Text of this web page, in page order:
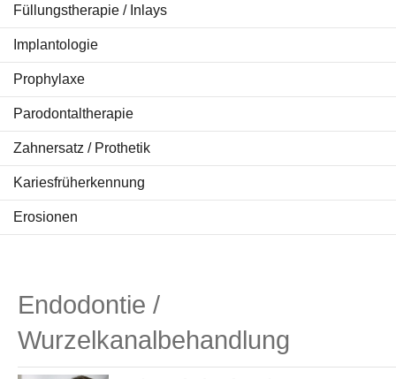
Aktuelles
Füllungstherapie / Inlays
Implantologie
Prophylaxe
Parodontaltherapie
Zahnersatz / Prothetik
Kariesfrüherkennung
Erosionen
Endodontie /
Wurzelkanalbehandlung